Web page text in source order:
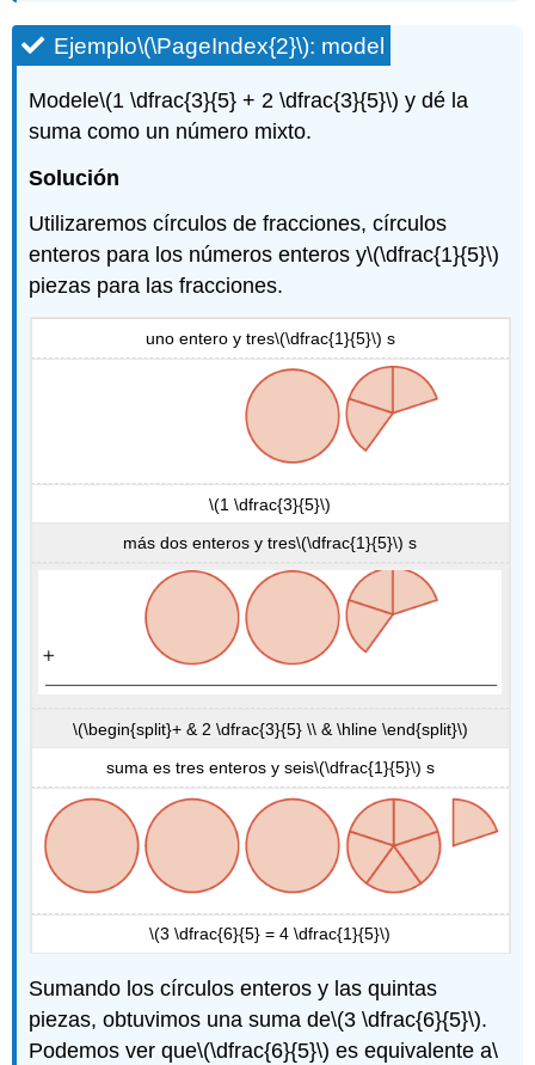
Ejemplo\(\PageIndex{2}\): model
Modele\(1 \dfrac{3}{5} + 2 \dfrac{3}{5}\) y dé la
suma como un número mixto.
Solución
Utilizaremos círculos de fracciones, círculos
enteros para los números enteros y\(\dfrac{1}{5}\)
piezas para las fracciones.
uno entero y tres\(\dfrac{1}{5}\) s
\(1 \dfrac{3}{5}\)
más dos enteros y tres\(\dfrac{1}{5}\) s
\(\begin{split}+ & 2 \dfrac{3}{5} \\ & \hline \end{split}\)
suma es tres enteros y seis\(\dfrac{1}{5}\) s
\(3 \dfrac{6}{5} = 4 \dfrac{1}{5}\)
Sumando los círculos enteros y las quintas
piezas, obtuvimos una suma de\(3 \dfrac{6}{5}\).
Podemos ver que\(\dfrac{6}{5}\) es equivalente a\